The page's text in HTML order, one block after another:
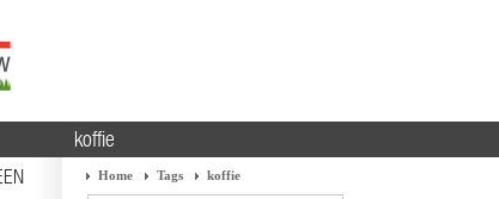
koffie
Home Tags koffie